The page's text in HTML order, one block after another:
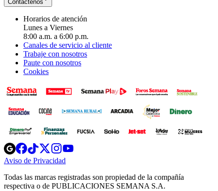
Contáctenos
Horarios de atención
Lunes a Viernes
8:00 a.m. a 6:00 p.m.
Canales de servicio al cliente
Trabaje con nosotros
Paute con nosotros
Cookies
Opens
in
new
Opens
in
new
Opens
in
new
window
Opens
new
windowwindow
Aviso de Privacidad
new
window
Todas las marcas registradas son propiedad de la compañía
respectiva o de PUBLICACIONES SEMANA S.A.